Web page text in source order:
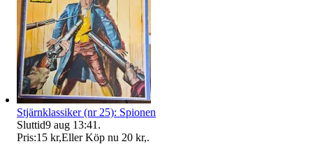
Stjärnklassiker (nr 25): Spionen
Sluttid9 aug 13:41 .
Pris:15 kr,Eller Köp nu 20 kr,.